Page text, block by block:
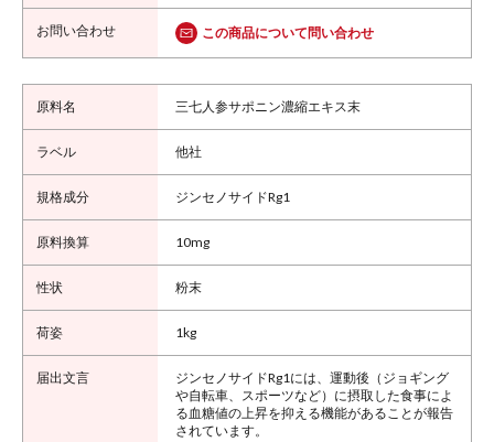
この商品について問い合わせ
三七人参サポニン濃縮エキス末
他社
ジンセノサイドRg1
10mg
粉末
1kg
ジンセノサイドRg1には、運動後（ジョギング
や自転車、スポーツなど）に摂取した食事によ
る血糖値の上昇を抑える機能があることが報告
されています。